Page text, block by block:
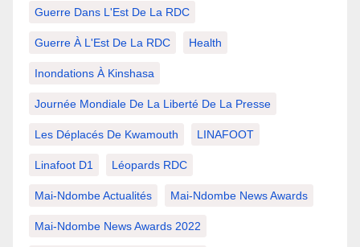
Guerre Dans L'Est De La RDC
Guerre À L'Est De La RDC Health
Inondations À Kinshasa
Journée Mondiale De La Liberté De La Presse
Les Déplacés De Kwamouth LINAFOOT
Linafoot D1 Léopards RDC
Mai-Ndombe Actualités Mai-Ndombe News Awards
Mai-Ndombe News Awards 2022